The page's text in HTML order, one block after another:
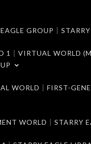
GROUP｜
1｜VIRTUAL WORLD
WORLD｜FIRST-
WORLD｜STARRY